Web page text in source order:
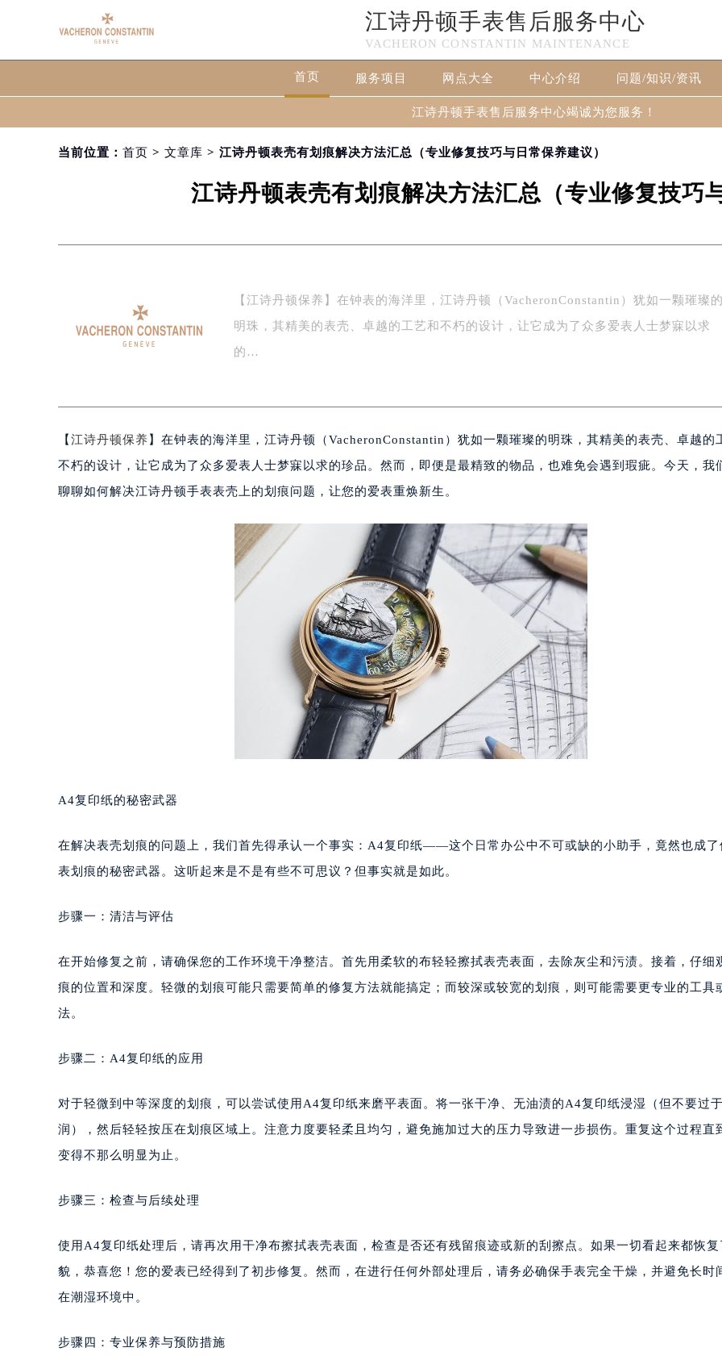
江诗丹顿手表售后服务中心
VACHERON CONSTANTIN MAINTENANCE
首页 服务项目 网点大全 中心介绍 问题/知识/资讯
江诗丹顿手表售后服务中心竭诚为您服务！
当前位置： 首页 > 文章库 > 江诗丹顿表壳有划痕解决方法汇总（专业修复技巧与日常保养建议）
江诗丹顿表壳有划痕解决方法汇总（专业修复技巧
【江诗丹顿保养】在钟表的海洋里，江诗丹顿（VacheronConstantin）犹如一颗璀璨的
明珠，其精美的表壳、卓越的工艺和不朽的设计，让它成为了众多爱表人士梦寐以求
的…
【 江诗丹顿保养 】在钟表的海洋里，江诗丹顿（VacheronConstantin）犹如一颗璀璨的明珠，其精美的表壳、卓越的
不朽的设计，让它成为了众多爱表人士梦寐以求的珍品。然而，即便是最精致的物品，也难免会遇到瑕疵。今天，我
聊聊如何解决江诗丹顿手表表壳上的划痕问题，让您的爱表重焕新生。
A4复印纸的秘密武器
在解决表壳划痕的问题上，我们首先得承认一个事实：A4复印纸——这个日常办公中不可或缺的小助手，竟然也成了
表划痕的秘密武器。这听起来是不是有些不可思议？但事实就是如此。
步骤一：清洁与评估
在开始修复之前，请确保您的工作环境干净整洁。首先用柔软的布轻轻擦拭表壳表面，去除灰尘和污渍。接着，仔细
痕的位置和深度。轻微的划痕可能只需要简单的修复方法就能搞定；而较深或较宽的划痕，则可能需要更专业的工具
法。
步骤二：A4复印纸的应用
对于轻微到中等深度的划痕，可以尝试使用A4复印纸来磨平表面。将一张干净、无油渍的A4复印纸浸湿（但不要过
润），然后轻轻按压在划痕区域上。注意力度要轻柔且均匀，避免施加过大的压力导致进一步损伤。重复这个过程直
变得不那么明显为止。
步骤三：检查与后续处理
使用A4复印纸处理后，请再次用干净布擦拭表壳表面，检查是否还有残留痕迹或新的刮擦点。如果一切看起来都恢复
貌，恭喜您！您的爱表已经得到了初步修复。然而，在进行任何外部处理后，请务必确保手表完全干燥，并避免长时
在潮湿环境中。
步骤四：专业保养与预防措施